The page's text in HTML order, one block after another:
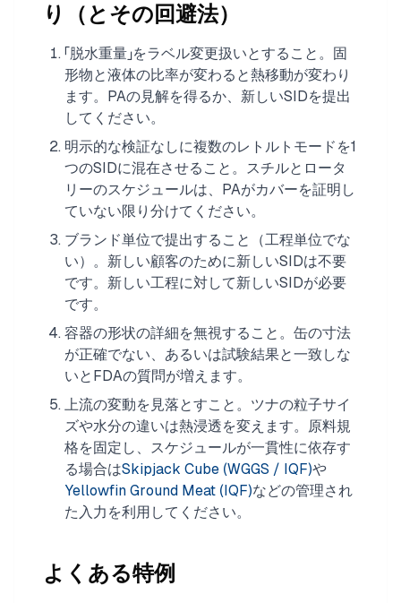
り（とその回避法）
「脱水重量」をラベル変更扱いとすること。固
形物と液体の比率が変わると熱移動が変わり
ます。PAの見解を得るか、新しいSIDを提出
してください。
明示的な検証なしに複数のレトルトモードを1
つのSIDに混在させること。スチルとロータ
リーのスケジュールは、PAがカバーを証明し
ていない限り分けてください。
ブランド単位で提出すること（工程単位でな
い）。新しい顧客のために新しいSIDは不要
です。新しい工程に対して新しいSIDが必要
です。
容器の形状の詳細を無視すること。缶の寸法
が正確でない、あるいは試験結果と一致しな
いとFDAの質問が増えます。
上流の変動を見落とすこと。ツナの粒子サイ
ズや水分の違いは熱浸透を変えます。原料規
格を固定し、スケジュールが一貫性に依存す
る場合はSkipjack Cube (WGGS / IQF)や
Yellowfin Ground Meat (IQF)などの管理され
た入力を利用してください。
よくある特例